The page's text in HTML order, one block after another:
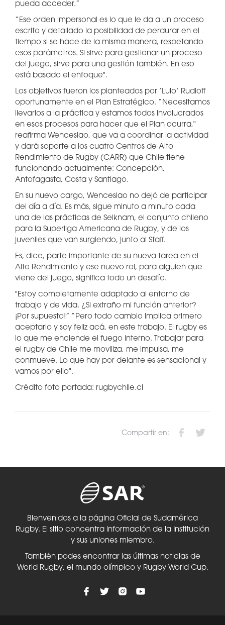
pueda acceder.”
“Ese orden impersonal es lo que le da a un proceso
escrito y detallado la posibilidad de perdurar en el
tiempo si se hace de la misma manera, respetando
esos parámetros. Si sirve para gestionar un proceso
del juego, sirve para una gestión también. En eso
está basado el enfoque".
Los objetivos fueron los planteados por ‘Lulo’ Rudloff
oportunamente en el Plan Estratégico. “Necesitamos
llevarlos a la práctica y estamos todos involucrados
en esos procesos para hacer que el Plan ocurra,"
reafirma Wenceslao, que va a coordinar la actividad
y dará soporte a los cuatro Centros de Alto
Rendimiento de Rugby (CARR) que Chile tiene
funcionando actualmente: Concepción,
Antofagasta, Costa y Santiago.
En su nuevo cargo, Wenceslao no dejó de participar
del día a día. Es más, sigue minuto a minuto cada
una de las prácticas de Selknam, el conjunto chileno
para la Superliga Americana de Rugby, y de los
juveniles que van surgiendo, junto al Staff.
Es, dice, parte importante de su nueva tarea en el
Alto Rendimiento y ese nuevo rol, para alguien que
viene del juego, significa todo un desafío.
"Estoy completamente adaptado al entorno de
trabajo y de vida. ¿Si extraño mi función anterior?
¡Por supuesto!” “Pero todo cambio implica primero
aceptarlo y soy feliz acá, en este trabajo. El rugby es
lo que me enciende el fuego interno. Trabajar para
el rugby de Chile me moviliza, me impulsa, me
conmueve. Lo que hay por delante es sensacional y
vamos por ello".
Crédito foto portada: rugbychile.cl
Compartir en:
Bienvenidos a la página Oficial de Sudamérica
Rugby. El sitio concentra información de la Institución
y sus uniones miembro.
También podes encontrar las últimas noticias de
World Rugby, el mundo olímpico y Rugby World Cup.